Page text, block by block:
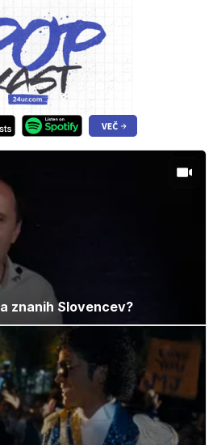
znanih Slovencev?